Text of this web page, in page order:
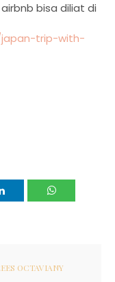
bisa diliat di
japan-trip-with-
OCTAVIANY